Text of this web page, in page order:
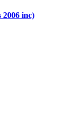
2006 inc)